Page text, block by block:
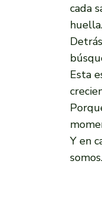
cada
huella.
Esta
Y en
somos.